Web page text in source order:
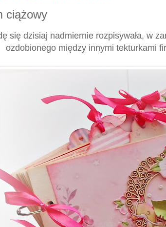
ciążowy
się dzisiaj nadmiernie rozpisywała, w
ozdobionego między innymi tekturkami